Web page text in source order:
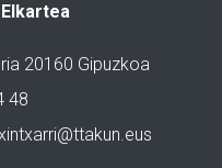
20160 Gipuzkoa
48